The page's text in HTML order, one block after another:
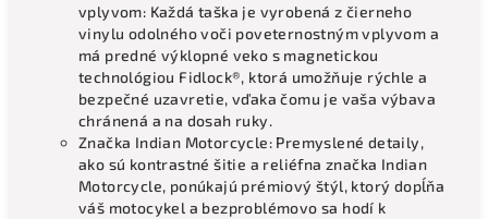
vplyvom: Každá taška je vyrobená z čierneho
vinylu odolného voči poveternostným vplyvom a
má predné výklopné veko s magnetickou
technológiou Fidlock®, ktorá umožňuje rýchle a
bezpečné uzavretie, vďaka čomu je vaša výbava
chránená a na dosah ruky.
Značka Indian Motorcycle: Premyslené detaily,
ako sú kontrastné šitie a reliéfna značka Indian
Motorcycle, ponúkajú prémiový štýl, ktorý dopĺňa
váš motocykel a bezproblémovo sa hodí k